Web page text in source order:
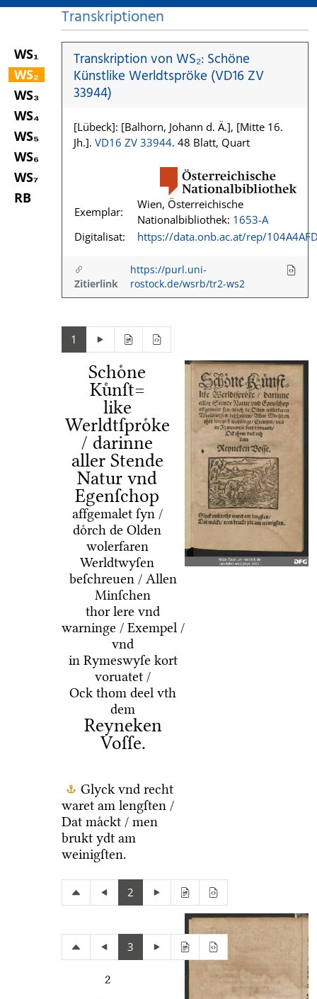
WS₁
WS₂
WS₃
WS₄
WS₅
WS₆
WS₇
RB
Transkriptionen
Transkription von WS₂: Schöne
Künstlike Werldtspröke (VD16 ZV
33944)
[Lübeck]: [Balhorn, Johann d. Ä.], [Mitte 16.
Jh.]. VD16 ZV 33944. 48 Blatt, Quart
Exemplar:
Wien, Österreichische
Nationalbibliothek: 1653-A
Digitalisat:
https://data.onb.ac.at/rep/
Zitierlink
https://purl.uni-
rostock.de/wsrb/tr2-ws2
1
Schoͤne
Kuͤnſt=
like
Werldtſproͤke
/ darinne
aller Stende
Natur vnd
Egenſchop
affgemalet ſyn /
doͤrch de Olden
wolerfaren
Werldtwyſen
beſchreuen / Allen
Minſchen
thor lere vnd
warninge / Exempel /
vnd
in Rymeswyſe kort
voruatet /
Ock thom deel vth
dem
Reyneken
Voſſe.
Glyck vnd recht
waret am lengſten /
Dat maͤckt / men
brukt ydt am
weinigſten.
2
3
2